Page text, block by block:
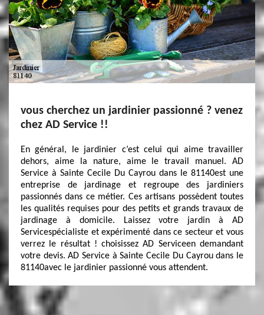
vous cherchez un jardinier passionné ? venez
chez AD Service !!
En général, le jardinier c’est celui qui aime travailler
dehors, aime la nature, aime le travail manuel. AD
Service à Sainte Cecile Du Cayrou dans le 81140est une
entreprise de jardinage et regroupe des jardiniers
passionnés dans ce métier. Ces artisans possèdent toutes
les qualités requises pour des petits et grands travaux de
jardinage à domicile. Laissez votre jardin à AD
Servicespécialiste et expérimenté dans ce secteur et vous
verrez le résultat ! choisissez AD Serviceen demandant
votre devis. AD Service à Sainte Cecile Du Cayrou dans le
81140avec le jardinier passionné vous attendent.